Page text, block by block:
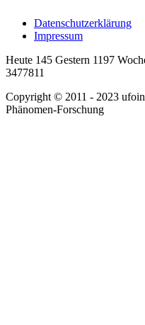
Datenschutzerklärung
Impressum
Heute 145 Gestern 1197
3477811
Copyright © 2011 - 2023
Phänomen-Forschung